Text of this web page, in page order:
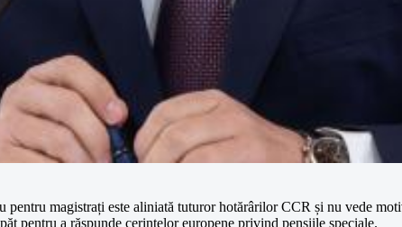
magistrați este aliniată tuturor hotărârilor CCR și nu vede
pentru a răspunde cerințelor europene privind pensiile speciale.